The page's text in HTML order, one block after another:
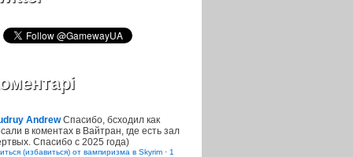
Andrew Спасибо, бсходил как
в коментах в Вайтран, где есть зал
Спасибо с 2025 года)
(избавиться) от вампиризма в Skyrim · 1